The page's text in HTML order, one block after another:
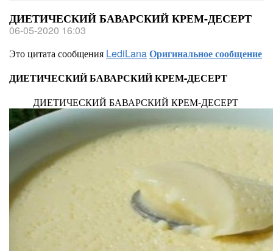
ДИЕТИЧЕСКИЙ БАВАРСКИЙ КРЕМ-ДЕСЕРТ
06-05-2020 16:03
Это цитата сообщения LediLanaОригинальное сообщение
ДИЕТИЧЕСКИЙ БАВАРСКИЙ КРЕМ-ДЕСЕРТ
ДИЕТИЧЕСКИЙ БАВАРСКИЙ КРЕМ-ДЕСЕРТ